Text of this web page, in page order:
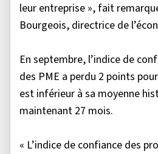
leur entreprise », fait
Bourgeois, directrice de
En septembre, l’indice de
des PME a perdu 2 points
est inférieur à sa moyenne
maintenant 27 mois.
« L’indice de confiance des